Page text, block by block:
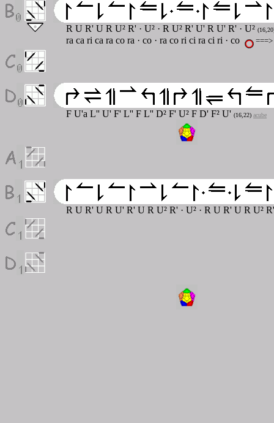
R U R' U R U² R' · U² · R U² R' U' R U' R' · U²
ra ca ri ca ra co ra · co · ra co ri ci ra ci ri · co
F U'a L'' U' F' L'' F L'' D² F' U² F D' F² U' (16,22) acube
R U R' U R U' R' U R U² R' · U² · R U R' U R U²